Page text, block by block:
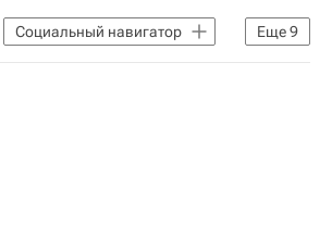
Еще9
Социальный навигатор
Тверская область